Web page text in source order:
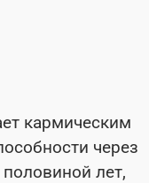
кармическим
через
лет,